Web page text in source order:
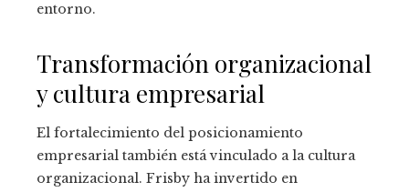
entorno.
Transformación organizacional
y cultura empresarial
El fortalecimiento del posicionamiento
empresarial también está vinculado a la cultura
organizacional. Frisby ha invertido en